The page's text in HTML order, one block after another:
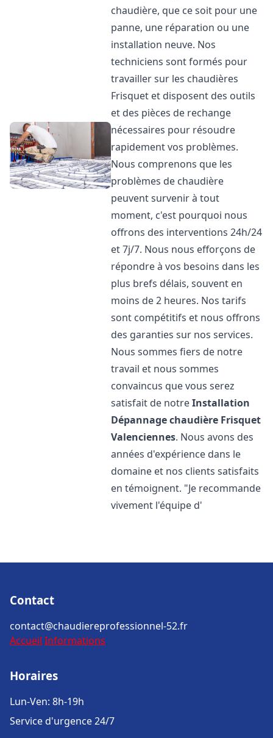
chaudière, que ce soit pour une
panne, une réparation ou une
installation neuve. Nos
techniciens sont formés pour
travailler sur les chaudières
Frisquet et disposent des outils
et des pièces de rechange
nécessaires pour résoudre
rapidement vos problèmes.
Nous comprenons que les
problèmes de chaudière
peuvent survenir à tout
moment, c'est pourquoi nous
offrons des interventions 24h/24
et 7j/7. Nous nous efforçons de
répondre à vos besoins dans les
plus brefs délais, souvent en
moins de 2 heures. Nos tarifs
sont compétitifs et nous offrons
des garanties sur nos services.
Nous sommes fiers de notre
travail et nous sommes
convaincus que vous serez
satisfait de notreInstallation
Dépannage chaudière Frisquet
Valenciennes. Nous avons des
années d'expérience dans le
domaine et nos clients satisfaits
en témoignent. "Je recommande
vivement l'équipe d'
Contact
contact@chaudiereprofessionnel-52.fr
Accueil Informations
Horaires
Lun-Ven: 8h-19h
Service d'urgence 24/7